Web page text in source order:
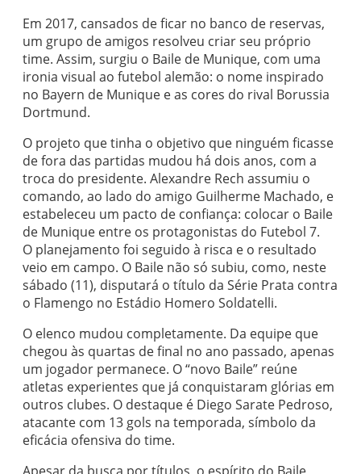
Em 2017, cansados de ficar no banco de reservas,
um grupo de amigos resolveu criar seu próprio
time. Assim, surgiu o Baile de Munique, com uma
ironia visual ao futebol alemão: o nome inspirado
no Bayern de Munique e as cores do rival Borussia
Dortmund.
O projeto que tinha o objetivo que ninguém ficasse
de fora das partidas mudou há dois anos, com a
troca do presidente. Alexandre Rech assumiu o
comando, ao lado do amigo Guilherme Machado, e
estabeleceu um pacto de confiança: colocar o Baile
de Munique entre os protagonistas do Futebol 7.
O planejamento foi seguido à risca e o resultado
veio em campo. O Baile não só subiu, como, neste
sábado (11), disputará o título da Série Prata contra
o Flamengo no Estádio Homero Soldatelli.
O elenco mudou completamente. Da equipe que
chegou às quartas de final no ano passado, apenas
um jogador permanece. O “novo Baile” reúne
atletas experientes que já conquistaram glórias em
outros clubes. O destaque é Diego Sarate Pedroso,
atacante com 13 gols na temporada, símbolo da
eficácia ofensiva do time.